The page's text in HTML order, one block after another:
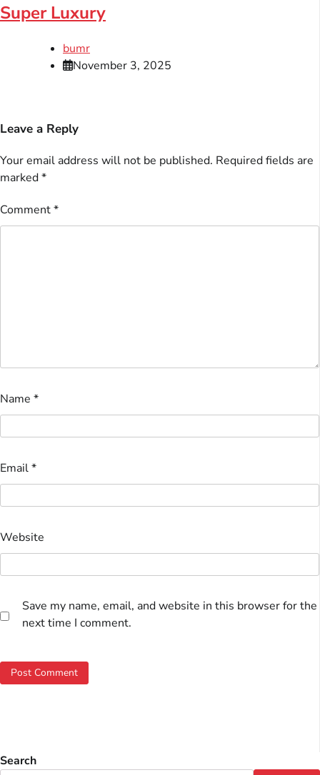
Super Luxury
bumr
November 3, 2025
Leave a Reply
Your email address will not be published. Required fields are
marked*
Comment*
Name *
Email*
Website
Save my name, email, and website in this browser for the
next time I comment.
Search